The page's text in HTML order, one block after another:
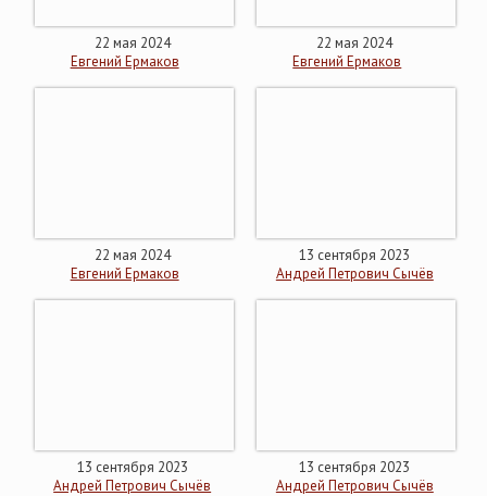
22 мая 2024
Евгений Ермаков
22 мая 2024
Евгений Ермаков
22 мая 2024
Евгений Ермаков
13 сентября 2023
Андрей Петрович Сычёв
13 сентября 2023
Андрей Петрович Сычёв
13 сентября 2023
Андрей Петрович Сычёв